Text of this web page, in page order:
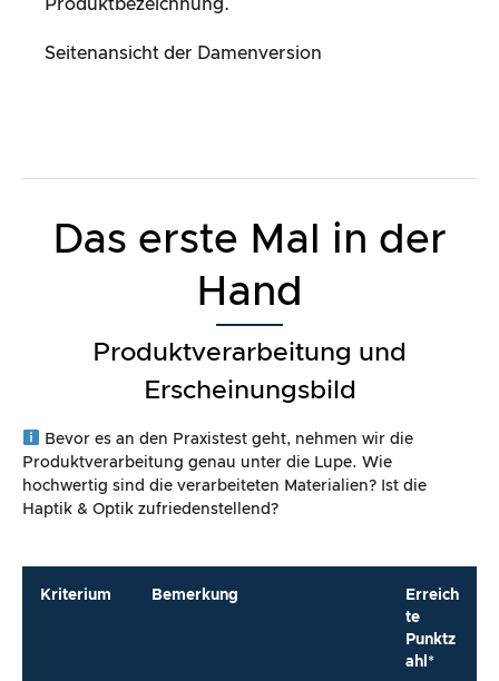
Produktbezeichnung.
Seitenansicht der Damenversion
Das erste Mal in der
Hand
Produktverarbeitung und
Erscheinungsbild
Bevor es an den Praxistest geht, nehmen wir die
Produktverarbeitung genau unter die Lupe. Wie
hochwertig sind die verarbeiteten Materialien? Ist die
Haptik & Optik zufriedenstellend?
Kriterium Bemerkung
Erreich
te
Punktz
ahl*